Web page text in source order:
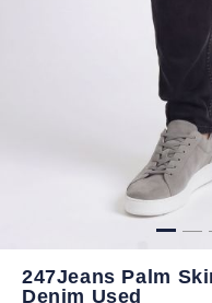
247Jeans Palm
Denim Used